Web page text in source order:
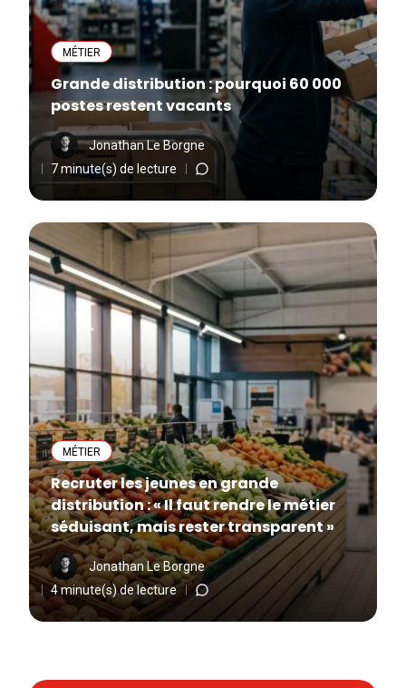
MÉTIER
Grande distribution : pourquoi 60 000
postes restent vacants
Jonathan Le Borgne
7 minute(s) de lecture
MÉTIER
Recruter les jeunes en grande
distribution : « Il faut rendre le métier
séduisant, mais rester transparent »
Jonathan Le Borgne
4 minute(s) de lecture